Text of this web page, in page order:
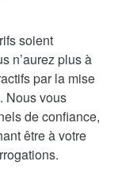
soient
n’aurez plus à
par la mise
Nous vous
de confiance,
être à votre